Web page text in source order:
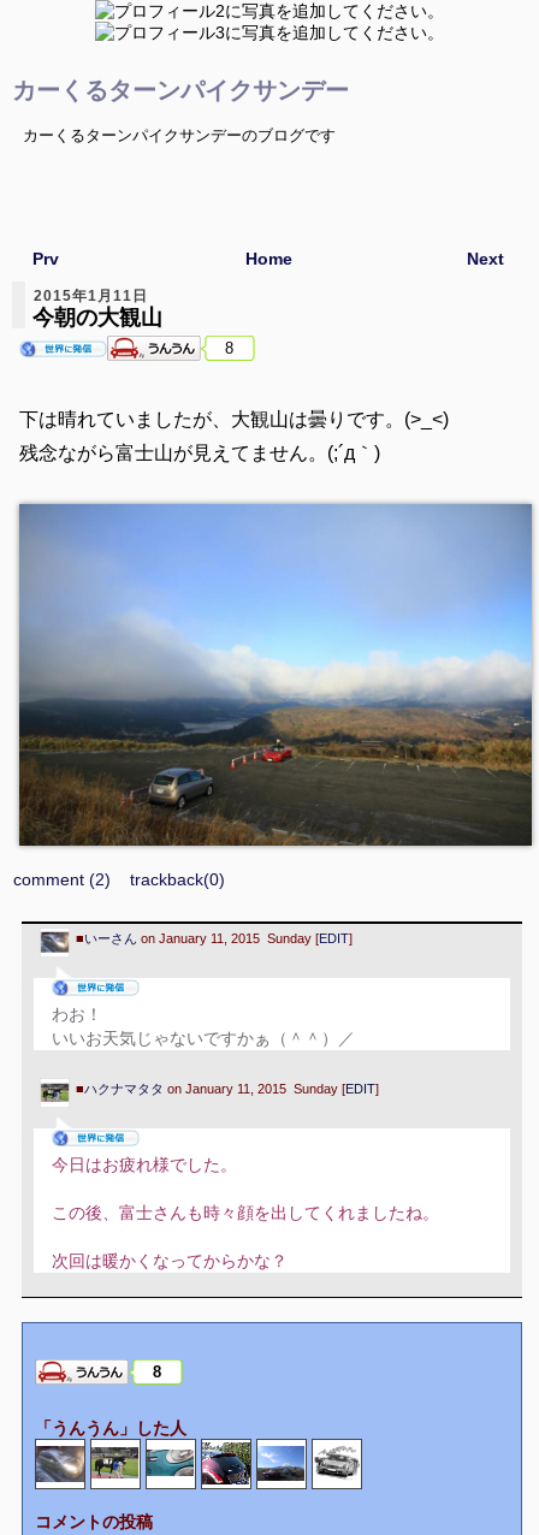
カーくるターンパイクサンデー
カーくるターンパイクサンデーのブログです
Next
Prv Home
2015年1月11日
今朝の大観山
8
下は晴れていましたが、大観山は曇りです。(>_<)
残念ながら富士山が見えてません。(;´д｀)
comment (2) trackback(0)
■いーさん on January 11, 2015 Sunday [EDIT]
わお！
いいお天気じゃないですかぁ（＾＾）／
■ハクナマタタ on January 11, 2015 Sunday [EDIT]
今日はお疲れ様でした。
この後、富士さんも時々顔を出してくれましたね。
次回は暖かくなってからかな？
8
「うんうん」した人
コメントの投稿